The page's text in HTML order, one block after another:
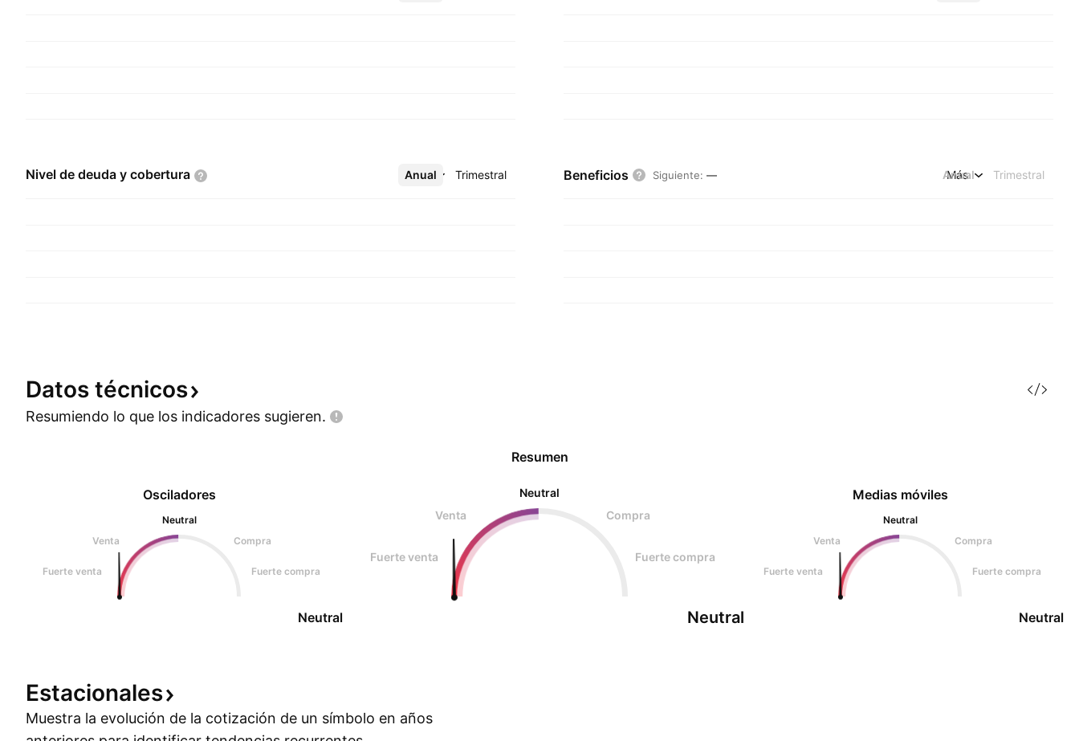
Nivel de deuda y cobertura Anual Trimestral
Más Beneficios Siguiente: — Anual Trimestral
Más
Datos técnicos
Resumiendo lo que los indicadores sugieren.
Osciladores
Neutral
Venta
Compra
Fuerte venta Fuerte compra
Neutral
Resumen
Neutral
Venta
Compra
Fuerte venta Fuerte compra
Neutral
Medias móviles
Neutral
Venta
Compra
Fuerte venta Fuerte compra
Neutral
Estacionales
Muestra la evolución de la cotización de un símbolo en años